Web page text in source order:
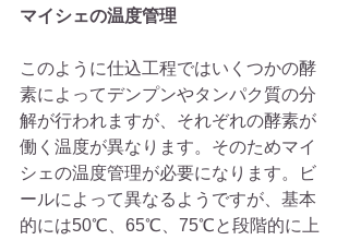
マイシェの温度管理
このように仕込工程ではいくつかの酵
素によってデンプンやタンパク質の分
解が行われますが、それぞれの酵素が
働く温度が異なります。そのためマイ
シェの温度管理が必要になります。ビ
ールによって異なるようですが、基本
的には50℃、65℃、75℃と段階的に上